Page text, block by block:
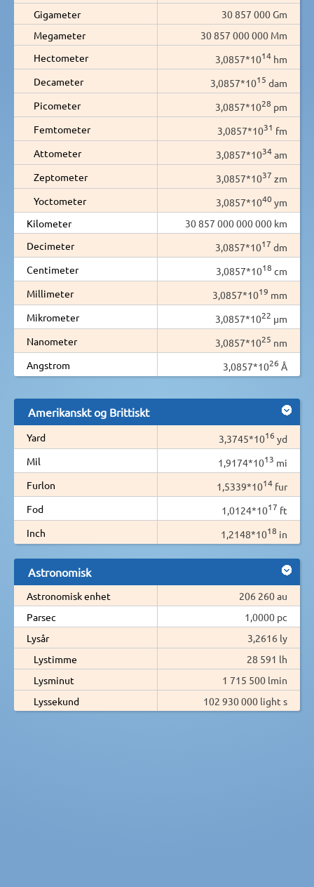
Gigameter
30 857 000 Gm
Megameter
30 857 000 000 Mm
Hectometer
3,0857*1014 hm
Decameter
3,0857*1015 dam
Picometer
3,0857*1028 pm
Femtometer
3,0857*1031 fm
Attometer
3,0857*1034am
Zeptometer
3,0857*1037 zm
Yoctometer
3,0857*1040 ym
Kilometer
30 857 000 000 000 km
Decimeter
3,0857*1017 dm
Centimeter
3,0857*1018 cm
Millimeter
3,0857*1019 mm
Mikrometer
3,0857*1022 µm
Nanometer
3,0857*1025 nm
Angstrom
3,0857*1026 Å
Amerikanskt og Brittiskt
Yard 3,3745*1016 yd
Mil
1,9174*1013 mi
Furlon
1,5339*1014 fur
Fod
1,0124*1017 ft
Inch
1,2148*1018 in
Astronomisk
Astronomisk enhet
206 260 au
Parsec
1,0000 pc
Lysår
3,2616 ly
Lystimme
28 591 lh
Lysminut
1 715 500 lmin
Lyssekund
102 930 000 light s